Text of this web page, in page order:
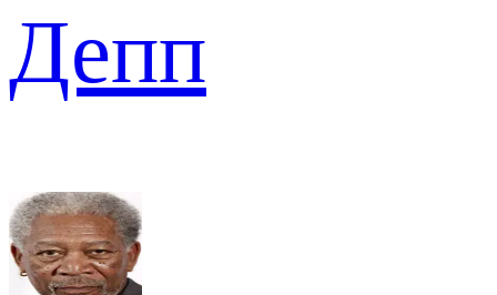
Депп